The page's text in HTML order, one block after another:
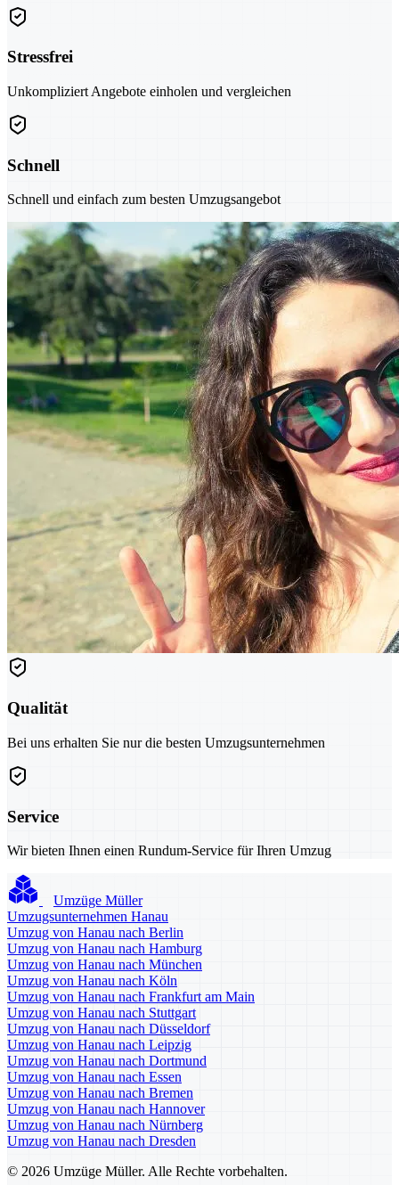
Stressfrei
Unkompliziert Angebote einholen und vergleichen
Schnell
Schnell und einfach zum besten Umzugsangebot
Qualität
Bei uns erhalten Sie nur die besten Umzugsunternehmen
Service
Wir bieten Ihnen einen Rundum-Service für Ihren Umzug
Umzüge Müller
Umzugsunternehmen Hanau
Umzug von Hanau nach Berlin
Umzug von Hanau nach Hamburg
Umzug von Hanau nach München
Umzug von Hanau nach Köln
Umzug von Hanau nach Frankfurt am Main
Umzug von Hanau nach Stuttgart
Umzug von Hanau nach Düsseldorf
Umzug von Hanau nach Leipzig
Umzug von Hanau nach Dortmund
Umzug von Hanau nach Essen
Umzug von Hanau nach Bremen
Umzug von Hanau nach Hannover
Umzug von Hanau nach Nürnberg
Umzug von Hanau nach Dresden
© 2026 Umzüge Müller. Alle Rechte vorbehalten.